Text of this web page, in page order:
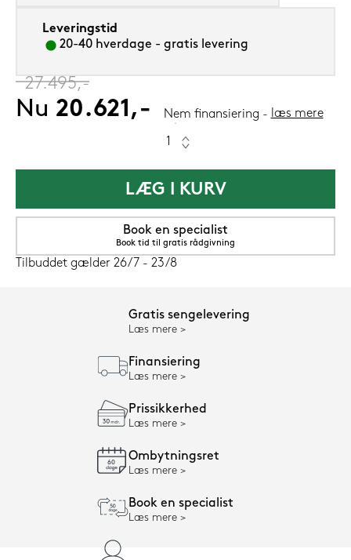
Leveringstid
20-40 hverdage - gratis levering
‎27.495,-
Nu 20.621,- Nem finansiering læs mere
LÆG I KURV
Book en specialist
Book tid til gratis rådgivning
Tilbuddet gælder 26/7 - 23/8
Gratis sengelevering
Læs mere
Finansiering
Læs mere
Prissikkerhed
Læs mere
Ombytningsret
Læs mere
Book en specialist
Læs mere